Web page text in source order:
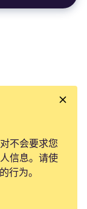
不会要求您
信息。请使
行为。